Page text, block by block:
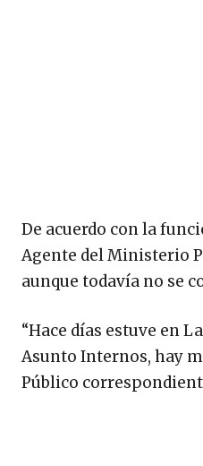
De acuerdo con la
Agente del Ministerio
aunque todavía no se
“Hace días estuve en
Asunto Internos, hay
Público